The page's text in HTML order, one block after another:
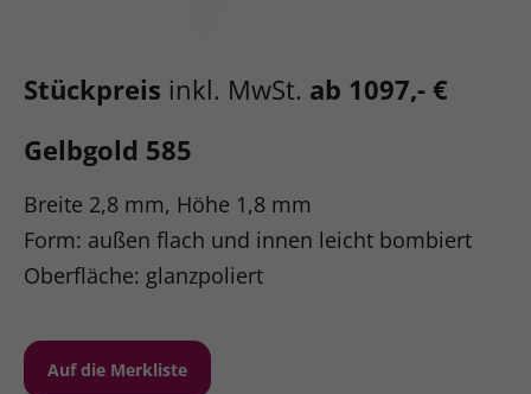
Stückpreis inkl. MwSt. ab 1097,- €
Gelbgold 585
Breite 2,8 mm, Höhe 1,8 mm
Form: außen flach und innen leicht bombiert
Oberfläche: glanzpoliert